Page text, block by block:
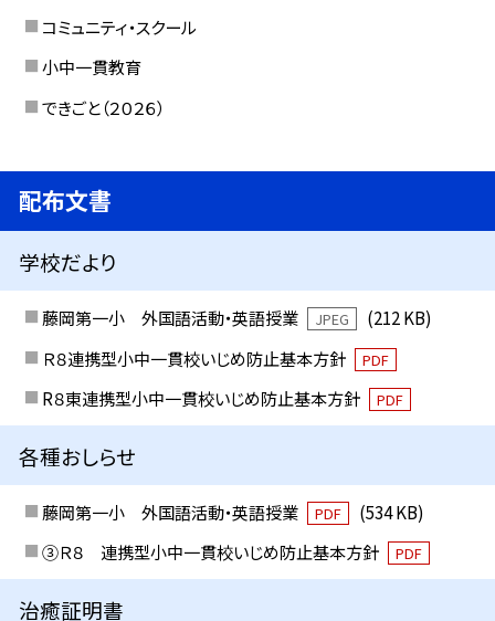
コミュニティ・スクール
小中一貫教育
できごと（２０２６）
配布文書
学校だより
藤岡第一小 外国語活動・英語授業 JPEG
(212 KB)
Ｒ８連携型小中一貫校いじめ防止基本方針
PDF
R８東連携型小中一貫校いじめ防止基本方針 PDF
各種おしらせ
藤岡第一小 外国語活動・英語授業 PDF
(534 KB)
③Ｒ８ 連携型小中一貫校いじめ防止基本方針
PDF
治癒証明書